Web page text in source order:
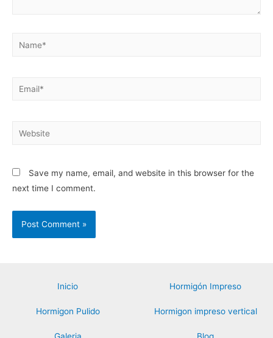
Name*
Email*
Website
Save my name, email, and website in this browser for the
next time I comment.
Inicio Hormigón Impreso
Hormigon Pulido Hormigon impreso vertical
Galeria Blog